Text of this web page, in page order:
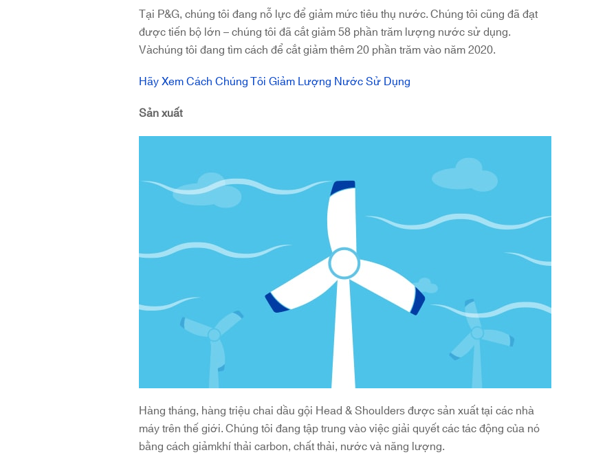
Tại P&G, chúng tôi đang nỗ lực để giảm mức tiêu thụ nước. Chúng tôi cũng đã đạt
được tiến bộ lớn – chúng tôi đã cắt giảm 58 phần trăm lượng nước sử dụng.
Vàchúng tôi đang tìm cách để cắt giảm thêm 20 phần trăm vào năm 2020.
Hãy Xem Cách Chúng Tôi Giảm Lượng Nước Sử Dụng
Sản xuất
Hàng tháng, hàng triệu chai dầu gội Head & Shoulders được sản xuất tại các nhà
máy trên thế giới. Chúng tôi đang tập trung vào việc giải quyết các tác động của nó
bằng cách giảmkhí thải carbon, chất thải, nước và năng lượng.